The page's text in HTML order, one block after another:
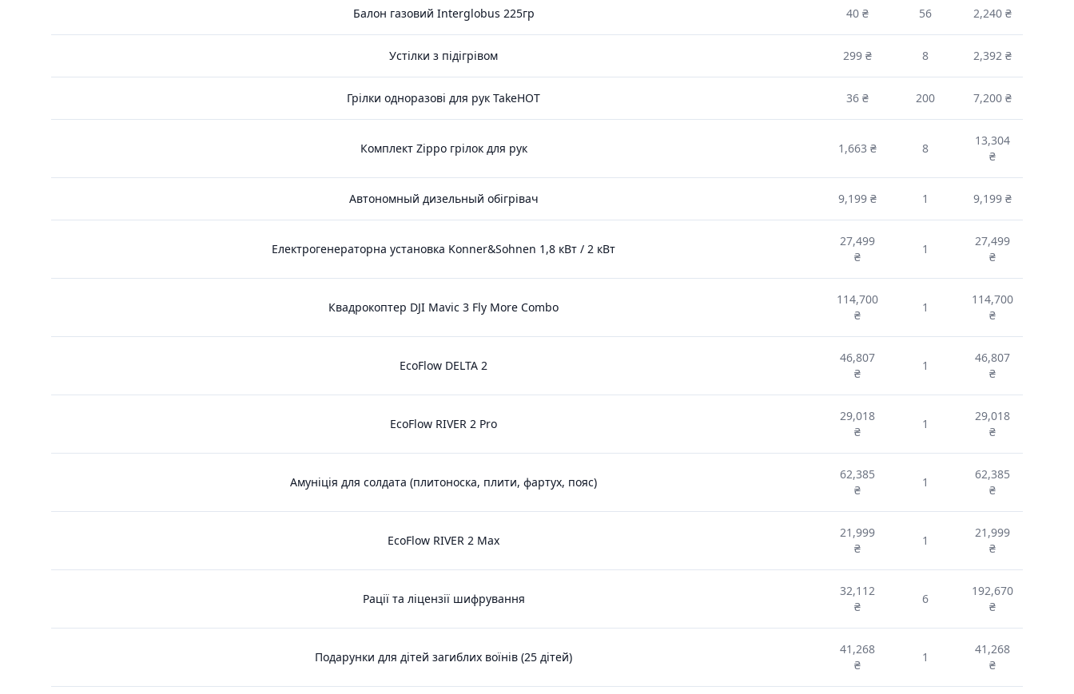
Балон газовий Interglobus 225гр 40 ₴ 56 2,240 ₴
Устілки з підігрівом 299 ₴ 8 2,392 ₴
Грілки одноразові для рук TakeHOT 36 ₴ 200 7,200 ₴
Комплект Zippo грілок для рук 1,663 ₴ 8
13,304
₴
Автономный дизельный обігрівач 9,199 ₴ 1 9,199 ₴
Електрогенераторна установка Konner&Sohnen 1,8 кВт / 2 кВт
27,499
₴
1
27,499
₴
Квадрокоптер DJI Mavic 3 Fly More Combo
114,700
₴
1
114,700
₴
EcoFlow DELTA 2
46,807
₴
1
46,807
₴
EcoFlow RIVER 2 Pro
29,018
₴
1
29,018
₴
Амуніція для солдата (плитоноска, плити, фартух, пояс)
62,385
₴
1
62,385
₴
EcoFlow RIVER 2 Max
21,999
₴
1
21,999
₴
Рації та ліцензії шифрування
32,112
₴
6
192,670
₴
Подарунки для дітей загиблих воїнів (25 дітей)
41,268
₴
1
41,268
₴